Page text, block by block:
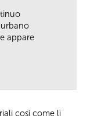
appare
così come li